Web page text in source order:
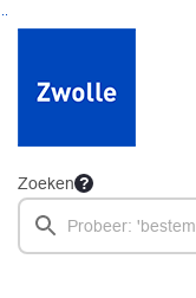
Ga naar de inhoud van deze
Ga naar het zoeken
Ga naar het menu
Zoeken